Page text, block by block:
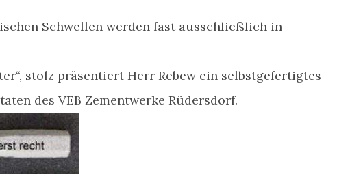
Schwellen werden fast ausschließlich in
stolz präsentiert Herr Rebew ein selbstgefertigtes
des VEB Zementwerke Rüdersdorf.